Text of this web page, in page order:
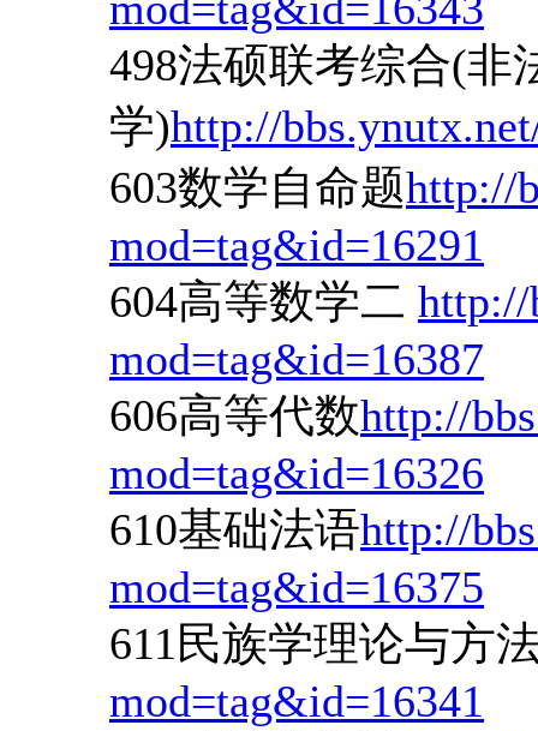
498法硕联考综合(非
学)http://
603数学自命题http://
mod=tag&id=16291
604高等数学二 http://
mod=tag&id=16387
606高等代数http://
mod=tag&id=16326
610基础法语http://
mod=tag&id=16375
611民族学理论与方
mod=tag&id=16341